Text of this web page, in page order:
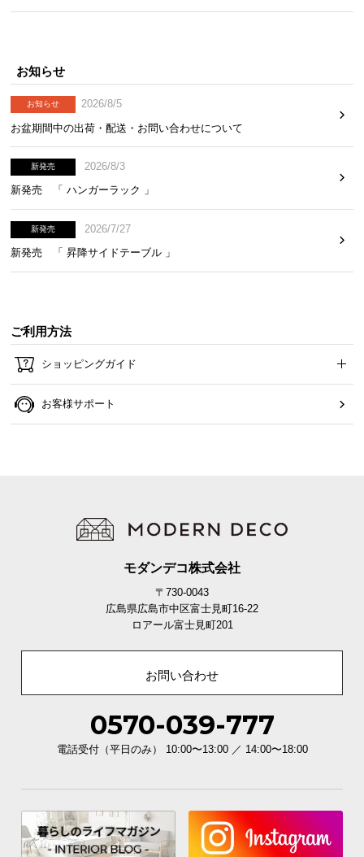
お知らせ
お知らせ
2026/8/5
お盆期間中の出荷・配送・お問い合わせについて
新発売
2026/8/3
新発売 「 ハンガーラック 」
新発売
2026/7/27
新発売 「 昇降サイドテーブル 」
ご利用方法
ショッピングガイド
お客様サポート
モダンデコ株式会社
〒730-0043
広島県広島市中区富士見町16-22
ロアール富士見町201
お問い合わせ
0570-039-777
電話受付（平日のみ） 10:00〜13:00 ／ 14:00〜18:00